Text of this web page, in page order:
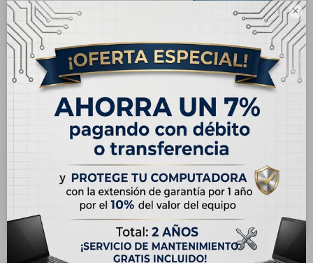

ENVÍO GRATIS
Notebook Laptop Dell
Inspiron 15.6″ Táctil, AMD
Ryzen 7 7730U, 16GB RAM,
512GB SSD
USD699,00
Hasta en 12 cuotas de
USD 58.25
ENVÍO GRATIS
Notebook Laptop Dell
Inspiron 16" Táctil, AMD
Ryzen 7 250, 16GB RAM,
1TB SSD
USD990,00
Hasta en 12 cuotas de
USD 82.50